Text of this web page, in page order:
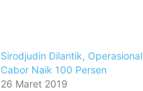
Sirodjudin Dilantik, Operasional
Cabor Naik 100 Persen
26 Maret 2019